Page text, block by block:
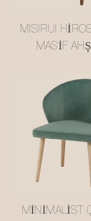
MISIRUI
MASIF
MINIMALIST